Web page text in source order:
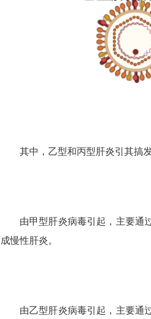
其中，乙型和丙型肝炎引其搞
由甲型肝炎病毒引起，主要通
成慢性肝炎。
由乙型肝炎病毒引起，主要通